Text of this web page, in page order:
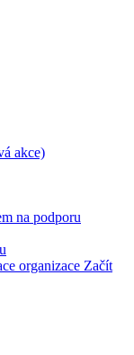
akce)
na podporu
organizace Začít